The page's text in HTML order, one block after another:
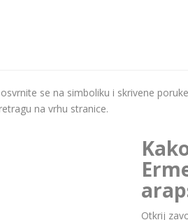
se na simboliku i skrivene
na vrhu stranice.
Otkrij